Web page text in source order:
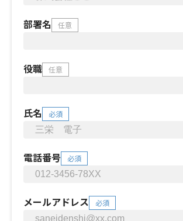
部署名 任意
役職 任意
氏名 必須
電話番号 必須
メールアドレス 必須